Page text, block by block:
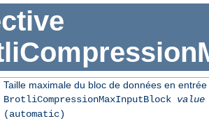
Taille maximale du bloc de données en entrée
BrotliCompressionMaxInputBlock value
(automatic)